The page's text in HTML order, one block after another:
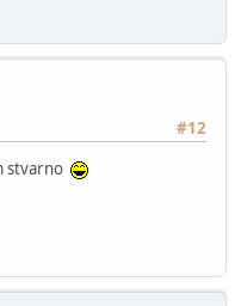
#12
stvarno